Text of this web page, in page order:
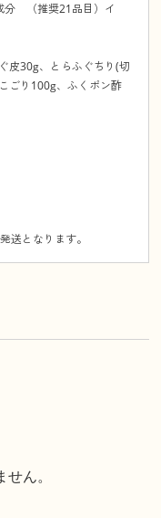
分 （推奨21品目）イ
皮30g、とらふぐちり(切
ごり100g、ふくポン酢
送となります。
ん。